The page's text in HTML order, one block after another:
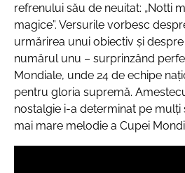
refrenului său de neuitat: „Notti
magice”. Versurile vorbesc
urmărirea unui obiectiv şi
numărul unu – surprinzând
Mondiale, unde 24 de echipe
pentru gloria supremă.
nostalgie i-a determinat pe mulţi
mai mare melodie a Cupei